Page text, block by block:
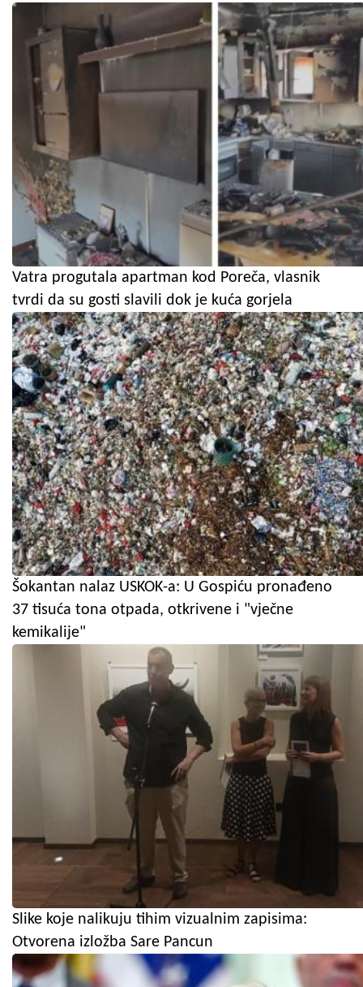
Vatra progutala apartman kod Poreča, vlasnik
tvrdi da su gosti slavili dok je kuća gorjela
Šokantan nalaz USKOK-a: U Gospiću pronađeno
37 tisuća tona otpada, otkrivene i "vječne
kemikalije"
Slike koje nalikuju tihim vizualnim zapisima:
Otvorena izložba Sare Pancun